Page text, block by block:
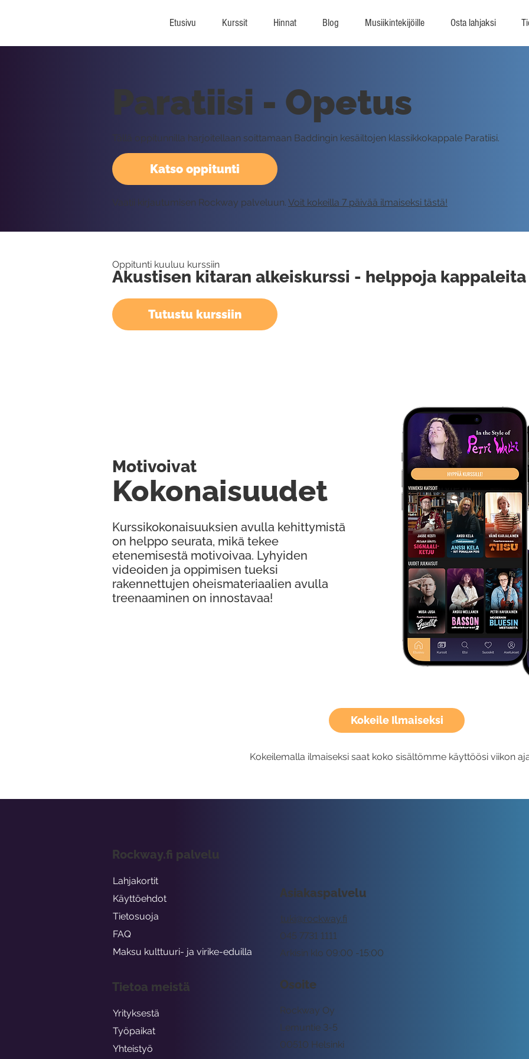
Etusivu Kurssit Hinnat Blog Musiikintekijöille Osta lahjaksi
Kokeile Ilmaiseksi
Kokeilemalla ilmaiseksi saat koko sisältömme käyttöösi viikon
Katso oppitunti
Paratiisi - Opetus
Tällä oppitunnilla harjoitellaan soittamaan Baddingin kesäiltojen klassikkokappale Paratiisi.
Vaatii kirjautumisen Rockway palveluun. Voit kokeilla 7 päivää ilmaiseksi tästä!
Oppitunti kuuluu kurssiin
Akustisen kitaran alkeiskurssi - helppoja kappaleita
Tutustu kurssiin
Kurssikokonaisuuksien avulla kehittymistä
on helppo seurata, mikä tekee
etenemisestä motivoivaa. Lyhyiden
videoiden ja oppimisen tueksi
rakennettujen oheismateriaalien avulla
treenaaminen on innostavaa!
Kokonaisuudet
Motivoivat
Asiakaspalvelu
tuki@rockway.fi
Arkisin klo 09:00 -15:00
045 7731 1111
Osoite
Rockway Oy
Lemuntie 3-5
00510 Helsinki
Rockway.fi palvelu
Lahjakortit
Käyttöehdot
Tietosuoja
FAQ
Maksu kulttuuri- ja virike-eduilla
Tietoa meistä
Yrityksestä
Työpaikat
Yhteistyö